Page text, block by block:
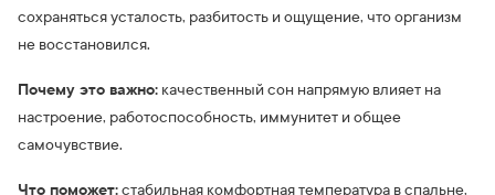
сохраняться усталость, разбитость и ощущение, что организм
не восстановился.
Почему это важно: качественный сон напрямую влияет на
настроение, работоспособность, иммунитет и общее
самочувствие.
Что поможет:стабильная комфортная температура в спальне,